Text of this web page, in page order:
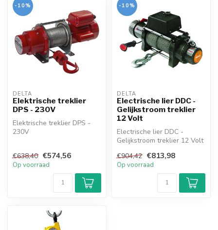
-10%
DELTA
Elektrische treklier
DPS - 230V
Elektrische treklier DPS -
230V
€638,40 €574,56
Op voorraad
-10%
DELTA
Electrische lier DDC -
Gelijkstroom treklier
12 Volt
Electrische lier DDC -
Gelijkstroom treklier 12 Volt
€904,42 €813,98
Op voorraad